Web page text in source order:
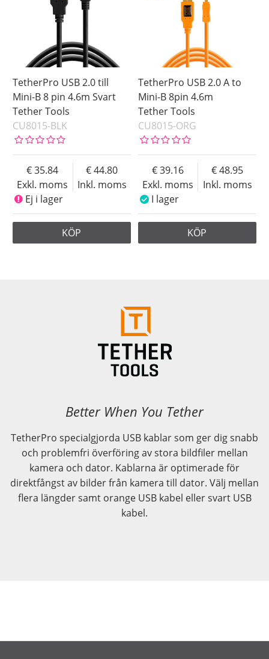
TetherPro USB 2.0 till
Mini-B 8 pin 4.6m Svart
Tether Tools
CU8015-BLK
Exkl. moms
35.84
Inkl. moms
44.80
Ej i lager
KÖP
TetherPro USB 2.0 A to
Mini-B 8pin 4.6m
Tether Tools
CU8015-ORG
Exkl. moms
39.16
Inkl. moms
48.95
I lager
KÖP
Better When You Tether
TetherPro specialgjorda USB kablar som ger dig snabb
och problemfri överföring av stora bildfiler mellan
kamera och dator. Kablarna är optimerade för
direktfångst av bilder från kamera till dator. Välj mellan
flera längder samt orange USB kabel eller svart USB
kabel.